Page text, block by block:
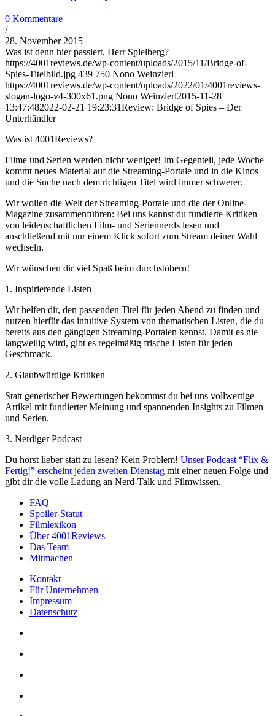
0 Kommentare
/
28. November 2015
Was ist denn hier passiert, Herr Spielberg?
https://4001reviews.de/wp-content/uploads/2015/11/Bridge-of-
Spies-Titelbild.jpg 439 750 Nono Weinzierl
https://4001reviews.de/wp-content/uploads/2022/01/4001reviews-
slogan-logo-v4-300x61.png Nono Weinzierl2015-11-28
13:47:482022-02-21 19:23:31Review: Bridge of Spies – Der
Unterhändler
Was ist 4001Reviews?
Filme und Serien werden nicht weniger! Im Gegenteil, jede Woche
kommt neues Material auf die Streaming-Portale und in die Kinos
und die Suche nach dem richtigen Titel wird immer schwerer.
Wir wollen die Welt der Streaming-Portale und die der Online-
Magazine zusammenführen: Bei uns kannst du fundierte Kritiken
von leidenschaftlichen Film- und Seriennerds lesen und
anschließend mit nur einem Klick sofort zum Stream deiner Wahl
wechseln.
Wir wünschen dir viel Spaß beim durchstöbern!
1. Inspirierende Listen
Wir helfen dir, den passenden Titel für jeden Abend zu finden und
nutzen hierfür das intuitive System von thematischen Listen, die du
bereits aus den gängigen Streaming-Portalen kennst. Damit es nie
langweilig wird, gibt es regelmäßig frische Listen für jeden
Geschmack.
2. Glaubwürdige Kritiken
Statt generischer Bewertungen bekommst du bei uns vollwertige
Artikel mit fundierter Meinung und spannenden Insights zu Filmen
und Serien.
3. Nerdiger Podcast
Du hörst lieber statt zu lesen? Kein Problem! Unser Podcast “Flix &
Fertig!” erscheint jeden zweiten Dienstag mit einer neuen Folge und
gibt dir die volle Ladung an Nerd-Talk und Filmwissen.
FAQ
Spoiler-Statut
Filmlexikon
Über 4001Reviews
Das Team
Mitmachen
Kontakt
Für Unternehmen
Impressum
Datenschutz